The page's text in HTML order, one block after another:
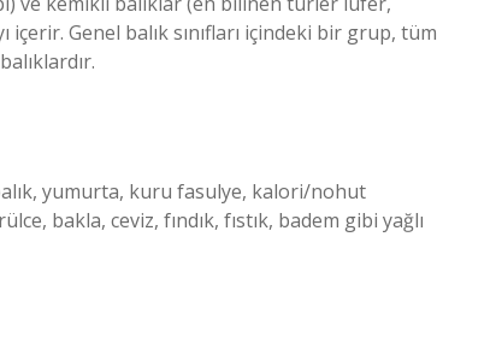
Genel balık sınıfları içindeki bir grup, tüm
yumurta, kuru fasulye, kalori/nohut
bakla, ceviz, fındık, fıstık, badem gibi yağlı